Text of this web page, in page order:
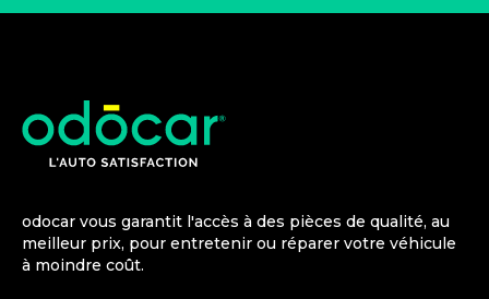
odocar vous garantit l'accès à des pièces de qualité, au
meilleur prix, pour entretenir ou réparer votre véhicule
à moindre coût.